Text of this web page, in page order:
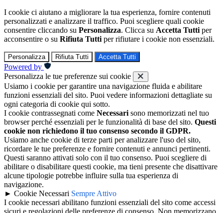
I cookie ci aiutano a migliorare la tua esperienza, fornire contenuti
personalizzati e analizzare il traffico. Puoi scegliere quali cookie
consentire cliccando su Personalizza. Clicca su Accetta Tutti per
acconsentire o su Rifiuta Tutti per rifiutare i cookie non essenziali.
Personalizza Rifiuta Tutti Accetta Tutti
Powered by
Personalizza le tue preferenze sui cookie
Usiamo i cookie per garantire una navigazione fluida e abilitare
funzioni essenziali del sito. Puoi vedere informazioni dettagliate su
ogni categoria di cookie qui sotto.
I cookie contrassegnati come Necessari sono memorizzati nel tuo
browser perché essenziali per le funzionalità di base del sito. Questi
cookie non richiedono il tuo consenso secondo il GDPR.
Usiamo anche cookie di terze parti per analizzare l'uso del sito,
ricordare le tue preferenze e fornire contenuti e annunci pertinenti.
Questi saranno attivati solo con il tuo consenso. Puoi scegliere di
abilitare o disabilitare questi cookie, ma tieni presente che disattivare
alcune tipologie potrebbe influire sulla tua esperienza di
navigazione.
► Cookie Necessari Sempre Attivo
I cookie necessari abilitano funzioni essenziali del sito come accessi
sicuri e regolazioni delle preferenze di consenso. Non memorizzano